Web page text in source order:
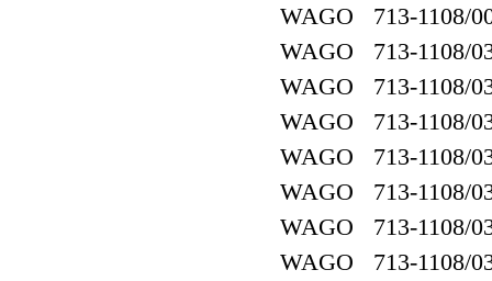
WAGO 713-1108/
WAGO 713-1108/
WAGO 713-1108/
WAGO 713-1108/
WAGO 713-1108/
WAGO 713-1108/
WAGO 713-1108/
WAGO 713-1108/